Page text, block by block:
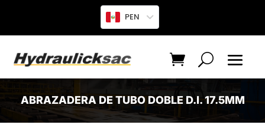
PEN
ABRAZADERA DE TUBO DOBLE D.I. 17.5MM